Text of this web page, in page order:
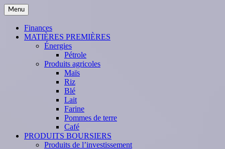
Skip
to
content
Menu
Finances
MATIÈRES PREMIÈRES
Énergies
Pétrole
Produits agricoles
Maïs
Riz
Blé
Lait
Farine
Pommes de terre
Café
PRODUITS BOURSIERS
Produits de l’investissement